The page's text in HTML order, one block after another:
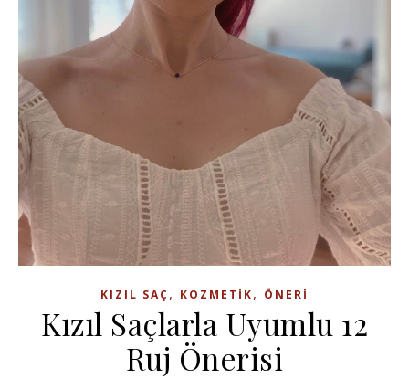
KIZIL SAÇ, KOZMETIK, ÖNERI
Kızıl Saçlarla Uyumlu 12
Ruj Önerisi